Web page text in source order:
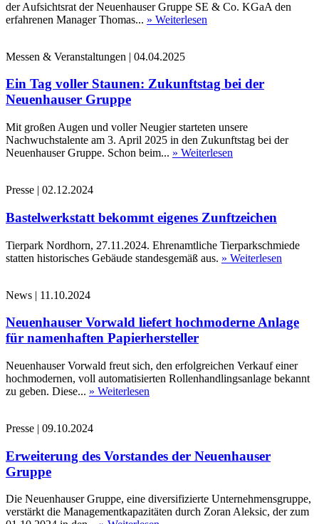
der Aufsichtsrat der Neuenhauser Gruppe SE & Co. KGaA den
erfahrenen Manager Thomas... » Weiterlesen
Messen & Veranstaltungen | 04.04.2025
Ein Tag voller Staunen: Zukunftstag bei der
Neuenhauser Gruppe
Mit großen Augen und voller Neugier starteten unsere
Nachwuchstalente am 3. April 2025 in den Zukunftstag bei der
Neuenhauser Gruppe. Schon beim... » Weiterlesen
Presse | 02.12.2024
Bastelwerkstatt bekommt eigenes Zunftzeichen
Tierpark Nordhorn, 27.11.2024. Ehrenamtliche Tierparkschmiede
statten historisches Gebäude standesgemäß aus. » Weiterlesen
News | 11.10.2024
Neuenhauser Vorwald liefert hochmoderne Anlage
für namenhaften Papierhersteller
Neuenhauser Vorwald freut sich, den erfolgreichen Verkauf einer
hochmodernen, voll automatisierten Rollenhandlingsanlage bekannt
zu geben. Diese... » Weiterlesen
Presse | 09.10.2024
Erweiterung des Vorstandes der Neuenhauser
Gruppe
Die Neuenhauser Gruppe, eine diversifizierte Unternehmensgruppe,
verstärkt die Managementkapazitäten durch Zoran Aleksic, der zum